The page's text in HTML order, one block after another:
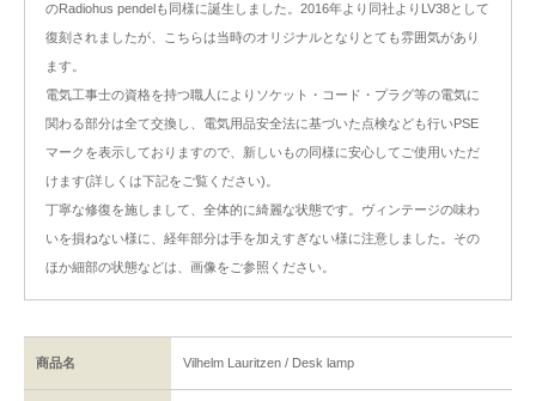
のRadiohus pendelも同様に誕生しました。2016年より同社よりLV38として
復刻されましたが、こちらは当時のオリジナルとなりとても雰囲気があり
ます。
電気工事士の資格を持つ職人によりソケット・コード・プラグ等の電気に
関わる部分は全て交換し、電気用品安全法に基づいた点検なども行いPSE
マークを表示しておりますので、新しいもの同様に安心してご使用いただ
けます(詳しくは下記をご覧ください)。
丁寧な修復を施しまして、全体的に綺麗な状態です。ヴィンテージの味わ
いを損ねない様に、経年部分は手を加えすぎない様に注意しました。その
ほか細部の状態などは、画像をご参照ください。
商品名 Vilhelm Lauritzen / Desk lamp